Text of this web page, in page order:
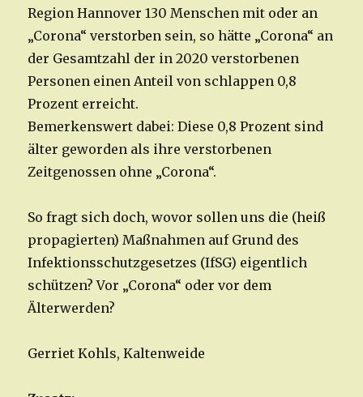
Region Hannover 130 Menschen mit oder an
„Corona“ verstorben sein, so hätte „Corona“ an
der Gesamtzahl der in 2020 verstorbenen
Personen einen Anteil von schlappen 0,8
Prozent erreicht.
Bemerkenswert dabei: Diese 0,8 Prozent sind
älter geworden als ihre verstorbenen
Zeitgenossen ohne „Corona“.
So fragt sich doch, wovor sollen uns die (heiß
propagierten) Maßnahmen auf Grund des
Infektionsschutzgesetzes (IfSG) eigentlich
schützen? Vor „Corona“ oder vor dem
Älterwerden?
Gerriet Kohls, Kaltenweide